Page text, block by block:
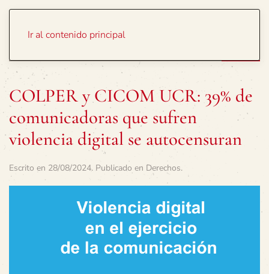
Ir al contenido principal
COLPER y CICOM UCR: 39% de
comunicadoras que sufren
violencia digital se autocensuran
Escrito en 28/08/2024. Publicado en Derechos.